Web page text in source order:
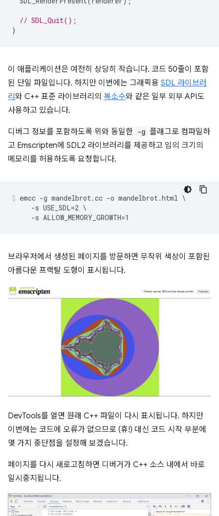
// SDL_Quit();
}
이 애플리케이션은 여전히 상당히 작습니다. 코드 50줄이 포함
된 단일 파일입니다. 하지만 이번에는 그래픽용 SDL 라이브러
리 와 C++ 표준 라이브러리의 복소수와 같은 일부 외부 API도
사용하고 있습니다.
디버그 정보를 포함하도록 위와 동일한 -g 플래그로 컴파일하
고 Emscripten에 SDL2 라이브러리를 제공하고 임의 크기의
메모리를 허용하도록 요청합니다.
emcc -g mandelbrot.cc -o mandelbrot.html \
     -s USE_SDL=2 \
브라우저에서 생성된 페이지를 방문하면 무작위 색상이 포함된
아름다운 프랙탈 도형이 표시됩니다.
DevTools를 열면 원래 C++ 파일이 다시 표시됩니다. 하지만
이번에는 코드에 오류가 없으므로 (휴!) 대신 코드 시작 부분에
몇 가지 중단점을 설정해 보겠습니다.
페이지를 다시 새로고침하면 디버거가 C++ 소스 내에서 바로
일시중지됩니다.